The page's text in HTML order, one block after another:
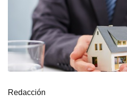
Redacción